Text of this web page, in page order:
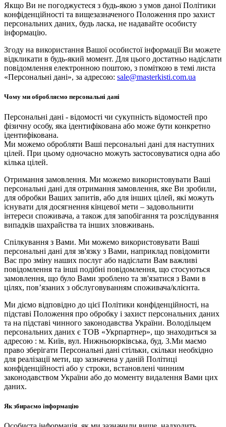
Якщо Ви не погоджуєтеся з будь-якою з умов даної Політики
конфіденційності та вищезазначеного Положення про захист
персональних даних, будь ласка, не надавайте особисту
інформацію.
Згоду на використання Вашої особистої інформації Ви можете
відкликати в будь-який момент. Для цього достатньо надіслати
повідомлення електронною поштою, з поміткою в темі листа
«Персональні дані», за адресою: sale@masterkisti.com.ua
Чому ми обробляємо персональні дані
Персональні дані - відомості чи сукупність відомостей про
фізичну особу, яка ідентифікована або може бути конкретно
ідентифікована.
Ми можемо обробляти Ваші персональні дані для наступних
цілей. При цьому одночасно можуть застосовуватися одна або
кілька цілей.
Отримання замовлення. Ми можемо використовувати Ваші
персональні дані для отримання замовлення, яке Ви зробили,
для обробки Ваших запитів, або для інших цілей, які можуть
існувати для досягнення кінцевої мети – задовольнити
інтереси споживача, а також для запобігання та розслідування
випадків шахрайства та інших зловживань.
Спілкування з Вами. Ми можемо використовувати Ваші
персональні дані для зв'язку з Вами, наприклад повідомити
Вас про зміну наших послуг або надіслати Вам важливі
повідомлення та інші подібні повідомлення, що стосуються
замовлення, що було Вами зроблено та зв'язатися з Вами в
цілях, пов’язаних з обслуговуванням споживача/клієнта.
Ми діємо відповідно до цієї Політики конфіденційності, на
підставі Положення про обробку і захист персональних даних
та на підставі чинного законодавства України. Володільцем
персональних даних є ТОВ «Укрпартнер», що знаходиться за
адресою : м. Київ, вул. Нижньоюркiвська, буд. 3.Ми маємо
право зберігати Персональні дані стільки, скільки необхідно
для реалізації мети, що зазначена у даній Політиці
конфіденційності або у строки, встановлені чинним
законодавством України або до моменту видалення Вами цих
даних.
Як збираємо інформацію